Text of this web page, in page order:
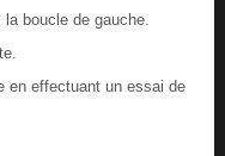
boucle de gauche.
en effectuant un essai de